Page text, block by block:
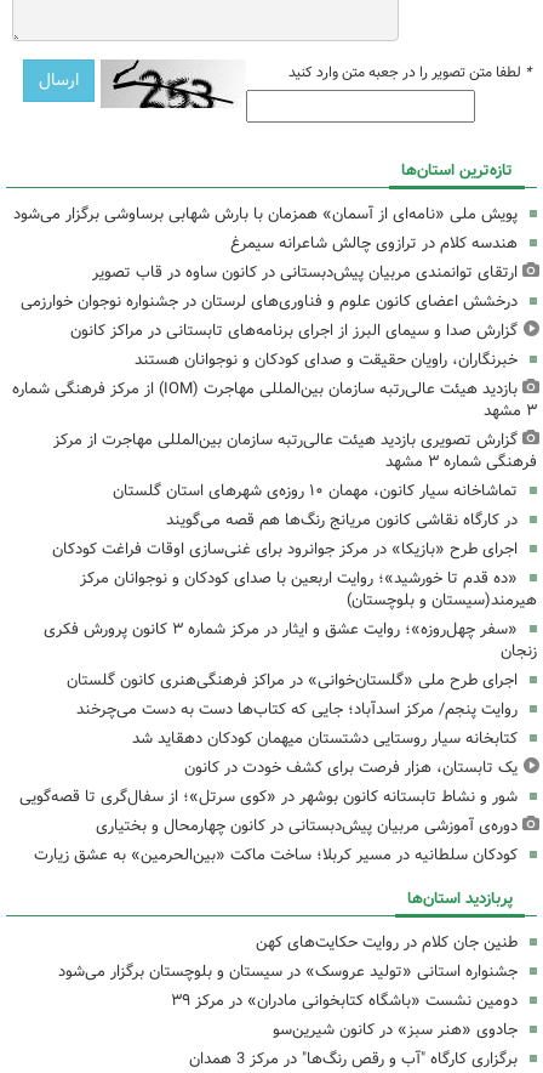
* لطفا متن تصویر را در جعبه متن وارد کنید
تازه‌ترین استان‌ها
پویش ملی «نامه‌ای از آسمان» همزمان با بارش شهابی برساوشی برگزار می‌شود
هندسه کلام در ترازوی چالش شاعرانه سیمرغ
ارتقای توانمندی مربیان پیش‌دبستانی در کانون ساوه در قاب تصویر
درخشش اعضای کانون علوم و فناوری‌های لرستان در جشنواره نوجوان خوارزمی
گزارش صدا و سیمای البرز از اجرای برنامه‌های تابستانی در مراکز کانون
خبرنگاران، راویان حقیقت و صدای کودکان و نوجوانان هستند
بازدید هیئت عالی‌رتبه سازمان بین‌المللی مهاجرت (IOM) از مرکز فرهنگی شماره
۳ مشهد
گزارش تصویری بازدید هیئت عالی‌رتبه سازمان بین‌المللی مهاجرت از مرکز
فرهنگی شماره ۳ مشهد
تماشاخانه سیار کانون، مهمان ۱۰ روزه‌ی شهرهای استان گلستان
در کارگاه نقاشی کانون مریانج رنگ‌ها هم قصه می‌گویند
اجرای طرح «بازیکا» در مرکز جوانرود برای غنی‌سازی اوقات فراغت کودکان
«ده قدم تا خورشید»؛ روایت اربعین با صدای کودکان و نوجوانان مرکز
هیرمند(سیستان و بلوچستان)
«سفر چهل‌روزه»؛ روایت عشق و ایثار در مرکز شماره ۳ کانون پرورش فکری
زنجان
اجرای طرح ملی «گلستان‌خوانی» در مراکز فرهنگی‌هنری کانون گلستان
روایت پنجم/ مرکز اسدآباد؛ جایی که کتاب‌ها دست به دست می‌چرخند
کتابخانه سیار روستایی دشتستان میهمان کودکان دهقاید شد
یک تابستان، هزار فرصت برای کشف خودت در کانون
شور و نشاط تابستانه کانون بوشهر در «کوی سرتل»؛ از سفال‌گری تا قصه‌گویی
دوره‌ی آموزشی مربیان پیش‌دبستانی در کانون چهارمحال و بختیاری
کودکان سلطانیه در مسیر کربلا؛ ساخت ماکت «بین‌الحرمین» به عشق زیارت
پربازدید استان‌ها
طنین جان کلام در روایت حکایت‌های کهن
جشنواره استانی «تولید عروسک» در سیستان و بلوچستان برگزار می‌شود
دومین نشست «باشگاه کتابخوانی مادران» در مرکز ۳۹
جادوی «هنر سبز» در کانون شیرین‌سو
برگزاری کارگاه "آب و رقص رنگ‌ها" در مرکز 3 همدان